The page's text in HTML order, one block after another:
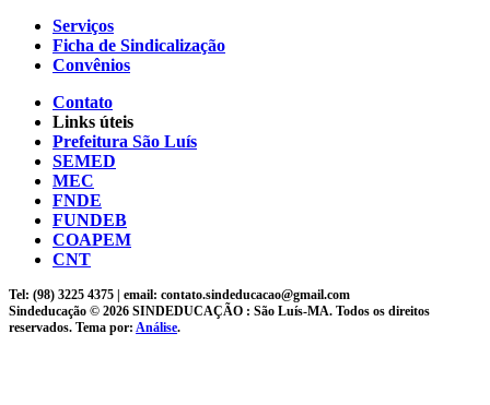
Serviços
Ficha de Sindicalização
Convênios
Contato
Links úteis
Prefeitura São Luís
SEMED
MEC
FNDE
FUNDEB
COAPEM
CNT
Tel: (98) 3225 4375 | email: contato.sindeducacao@gmail.com
Sindeducação © 2026 SINDEDUCAÇÃO : São Luís-MA. Todos os direitos
reservados. Tema por: Análise.